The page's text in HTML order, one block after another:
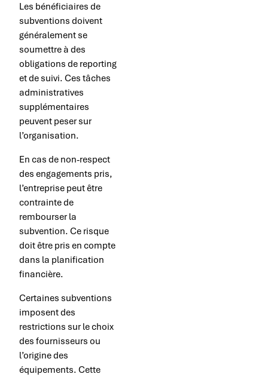
Les bénéficiaires de
subventions doivent
généralement se
soumettre à des
obligations de reporting
et de suivi. Ces tâches
administratives
supplémentaires
peuvent peser sur
l’organisation.
En cas de non-respect
des engagements pris,
l’entreprise peut être
contrainte de
rembourser la
subvention. Ce risque
doit être pris en compte
dans la planification
financière.
Certaines subventions
imposent des
restrictions sur le choix
des fournisseurs ou
l’origine des
équipements. Cette